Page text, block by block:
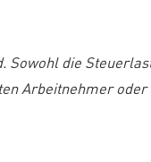
Sowohl die
Arbeitnehmer oder